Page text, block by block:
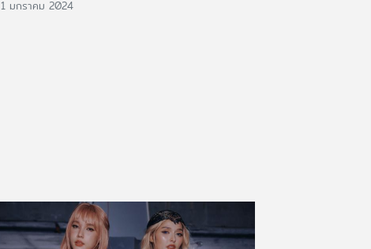
1 มกราคม 2024